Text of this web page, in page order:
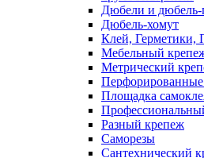
Дюбели и дюбель-
Дюбель-хомут
Клей, Герметики,
Мебельный
Метрический
Площадка
Разный крепеж
Саморезы
Сантехнический